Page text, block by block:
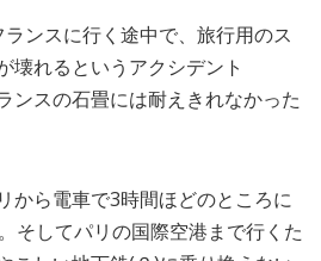
ンスに行く途中で、旅行用のス
壊れるというアクシデント
ンスの石畳には耐えきれなかった
から電車で3時間ほどのところに
そしてパリの国際空港まで行くた